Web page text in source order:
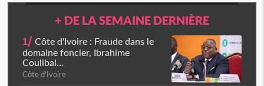
+ DE LA SEMAINE DERNIÈRE
1/ Côte d'Ivoire : Fraude dans le
domaine foncier, Ibrahime
Coulibal...
Côte d'Ivoire